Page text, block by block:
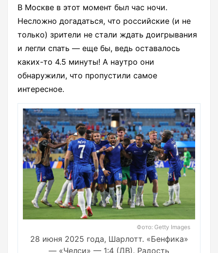
В Москве в этот момент был час ночи.
Несложно догадаться, что российские (и не
только) зрители не стали ждать доигрывания
и легли спать — еще бы, ведь оставалось
каких-то 4.5 минуты! А наутро они
обнаружили, что пропустили самое
интересное.
Фото: Getty Images
28 июня 2025 года, Шарлотт. «Бенфика»
— «Челси» — 1:4 (ДВ). Радость